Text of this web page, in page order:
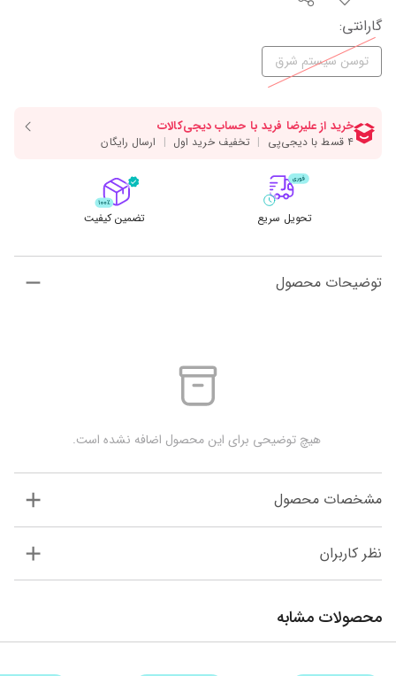
گارانتی‌:
توسن سیستم شرق
تحویل سریع تضمین کیفیت
توضیحات محصول
هیچ توضیحی برای این محصول اضافه نشده است.
مشخصات محصول
نظر کاربران
محصولات مشابه